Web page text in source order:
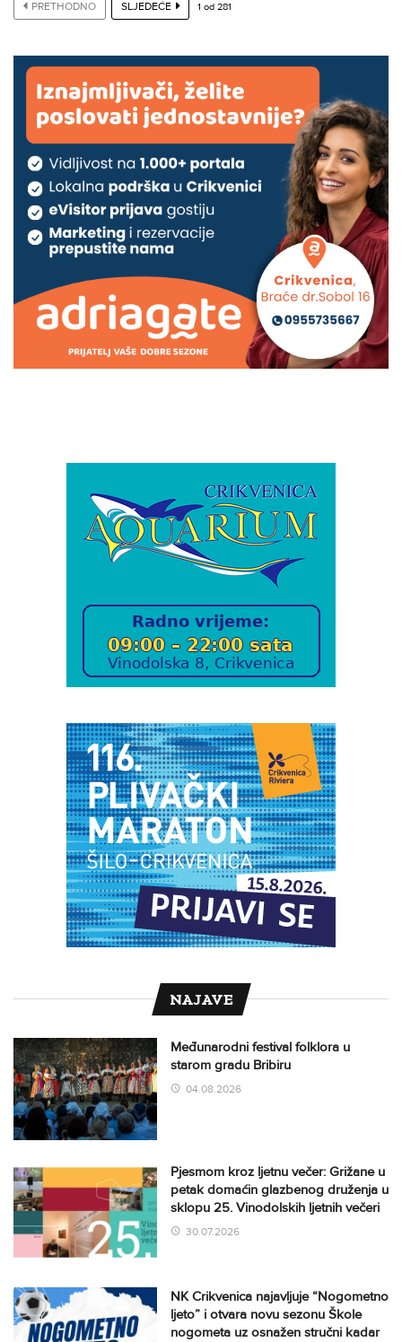
PRETHODNO SLJEDEĆE 1 od 281
NAJAVE
Međunarodni festival folklora u
starom gradu Bribiru
04.08.2026
Pjesmom kroz ljetnu večer: Grižane u
petak domaćin glazbenog druženja u
sklopu 25. Vinodolskih ljetnih večeri
30.07.2026
NK Crikvenica najavljuje “Nogometno
ljeto” i otvara novu sezonu Škole
nogometa uz osnažen stručni kadar